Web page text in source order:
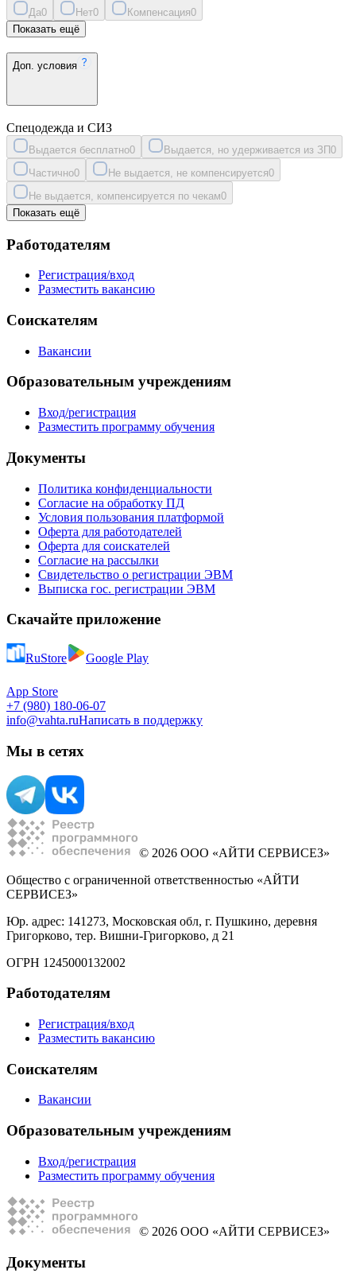
Да0 Нет0 Компенсация0
Показать ещё
Доп. условия
Спецодежда и СИЗ
Выдается бесплатно0 Выдается, но удерживается из ЗП0
Частично0 Не выдается, не компенсируется0
Не выдается, компенсируется по чекам0
Показать ещё
Работодателям
Регистрация/вход
Разместить вакансию
Соискателям
Вакансии
Образовательным учреждениям
Вход/регистрация
Разместить программу обучения
Документы
Политика конфиденциальности
Согласие на обработку ПД
Условия пользования платформой
Оферта для работодателей
Оферта для соискателей
Согласие на рассылки
Свидетельство о регистрации ЭВМ
Выписка гос. регистрации ЭВМ
Скачайте приложение
RuStore Google Play
App Store
+7 (980) 180-06-07
info@vahta.ruНаписать в поддержку
Мы в сетях
© 2026 ООО «АЙТИ СЕРВИСЕЗ»
Общество с ограниченной ответственностью «АЙТИ
СЕРВИСЕЗ»
Юр. адрес: 141273, Московская обл, г. Пушкино, деревня
Григорково, тер. Вишни-Григорково, д 21
ОГРН 1245000132002
Работодателям
Регистрация/вход
Разместить вакансию
Соискателям
Вакансии
Образовательным учреждениям
Вход/регистрация
Разместить программу обучения
© 2026 ООО «АЙТИ СЕРВИСЕЗ»
Документы